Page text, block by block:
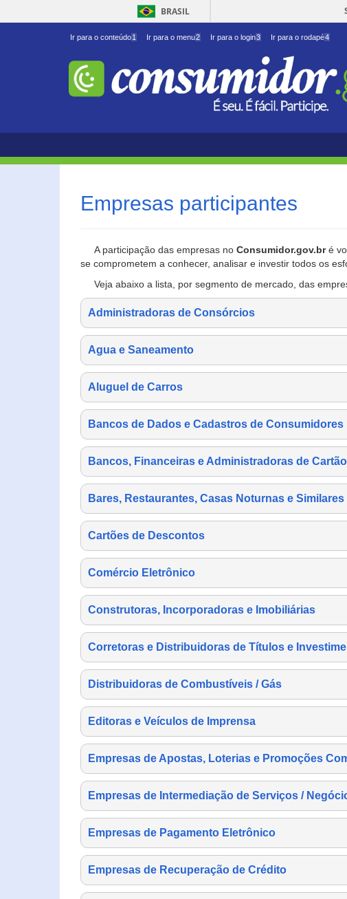
BRASIL
Ir para o conteúdo1 Ir para o menu2 Ir para o login3 Ir para o rodapé4
Empresas participantes
A participação das empresas no Consumidor.gov.bré
se comprometem a conhecer, analisar e investir todos os
Veja abaixo a lista, por segmento de mercado, das
Administradoras de Consórcios
Agua e Saneamento
Aluguel de Carros
Bancos de Dados e Cadastros de Consumidores
Bancos, Financeiras e Administradoras de Cartão
Bares, Restaurantes, Casas Noturnas e Similares
Cartões de Descontos
Comércio Eletrônico
Construtoras, Incorporadoras e Imobiliárias
Corretoras e Distribuidoras de Títulos e
Distribuidoras de Combustíveis / Gás
Editoras e Veículos de Imprensa
Empresas de Apostas, Loterias e Promoções
Empresas de Intermediação de Serviços /
Empresas de Pagamento Eletrônico
Empresas de Recuperação de Crédito